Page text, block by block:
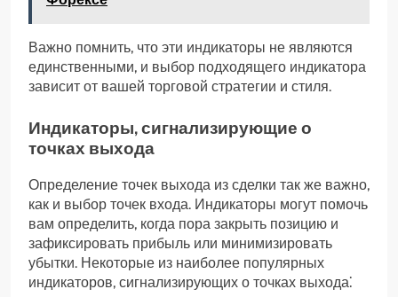
Важно помнить, что эти индикаторы не являются
единственными, и выбор подходящего индикатора
зависит от вашей торговой стратегии и стиля.
Индикаторы, сигнализирующие о
точках выхода
Определение точек выхода из сделки так же важно,
как и выбор точек входа. Индикаторы могут помочь
вам определить, когда пора закрыть позицию и
зафиксировать прибыль или минимизировать
убытки. Некоторые из наиболее популярных
индикаторов, сигнализирующих о точках выхода⁚